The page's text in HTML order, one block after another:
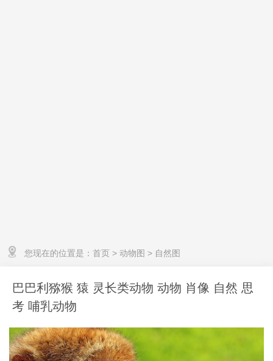
您现在的位置是： 首页 > 动物图 > 自然图
巴巴利猕猴 猿 灵长类动物 动物 肖像 自然 思
考 哺乳动物